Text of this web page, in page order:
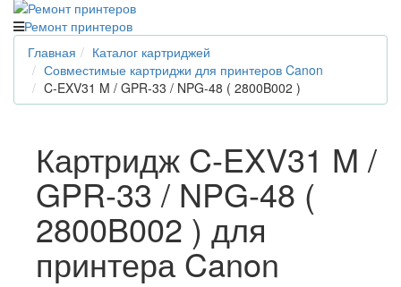
Ремонт принтеров
Главная
Каталог картриджей
Совместимые картриджи для принтеров Canon
C-EXV31 M / GPR-33 / NPG-48 ( 2800B002 )
Картридж C-EXV31 M /
GPR-33 / NPG-48 (
2800B002 ) для
принтера Canon